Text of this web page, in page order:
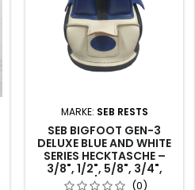
MARKE: SEB RESTS
SEB BIGFOOT GEN-3
DELUXE BLUE AND WHITE
SERIES HECKTASCHE –
3/8", 1/2", 5/8", 3/4",
7/8", 1" (0)